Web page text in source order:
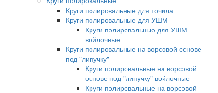
Круги полировальные для точила
Круги полировальные для УШМ
Круги полировальные для УШМ
войлочные
Круги полировальные на ворсовой основе
под "липучку"
Круги полировальные на ворсовой
основе под "липучку" войлочные
Круги полировальные на ворсовой